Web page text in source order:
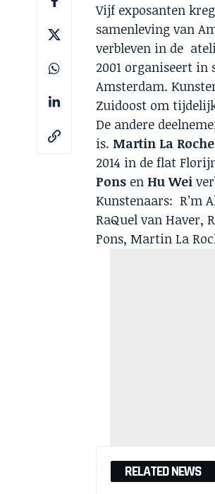
Vijf exposanten
samenleving van
verbleven in de
2001 organiseert in
Amsterdam.
Zuidoost om
De andere
is.Martin La Roche
2014 in de flat
Pons enHu Wei
Kunstenaars: R’m
RaQuel van Haver,
Pons, Martin La
RELATED NEWS